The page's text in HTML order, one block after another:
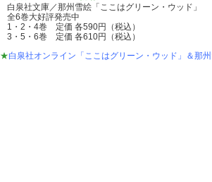
白泉社文庫／那州雪絵「ここはグリーン・ウッド」
全6巻大好評発売中
1・2・4巻 定価 各590円（税込）
3・5・6巻 定価 各610円（税込）
★白泉社オンライン「ここはグリーン・ウッド」＆那